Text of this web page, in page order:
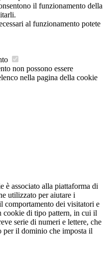
il funzionamento della
al funzionamento potete
non possono essere
nella pagina della cookie
è associato alla piattaforma di
utilizzato per aiutare i
comportamento dei visitatori e
cookie di tipo pattern, in cui il
serie di numeri e lettere, che
per il dominio che imposta il